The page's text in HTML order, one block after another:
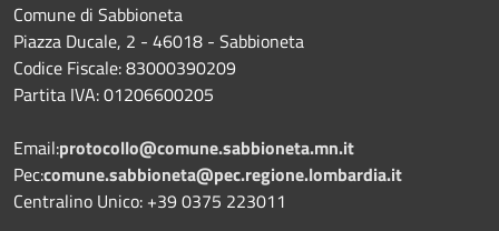
Comune di Sabbioneta
Piazza Ducale, 2 - 46018 - Sabbioneta
Codice Fiscale: 83000390209
Partita IVA: 01206600205
Email:protocollo@comune.sabbioneta.mn.it
Pec:comune.sabbioneta@pec.regione.lombardia.it
Centralino Unico: +39 0375 223011